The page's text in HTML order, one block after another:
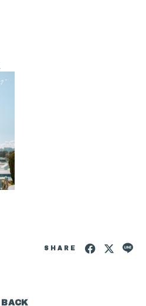
SHARE
BACK